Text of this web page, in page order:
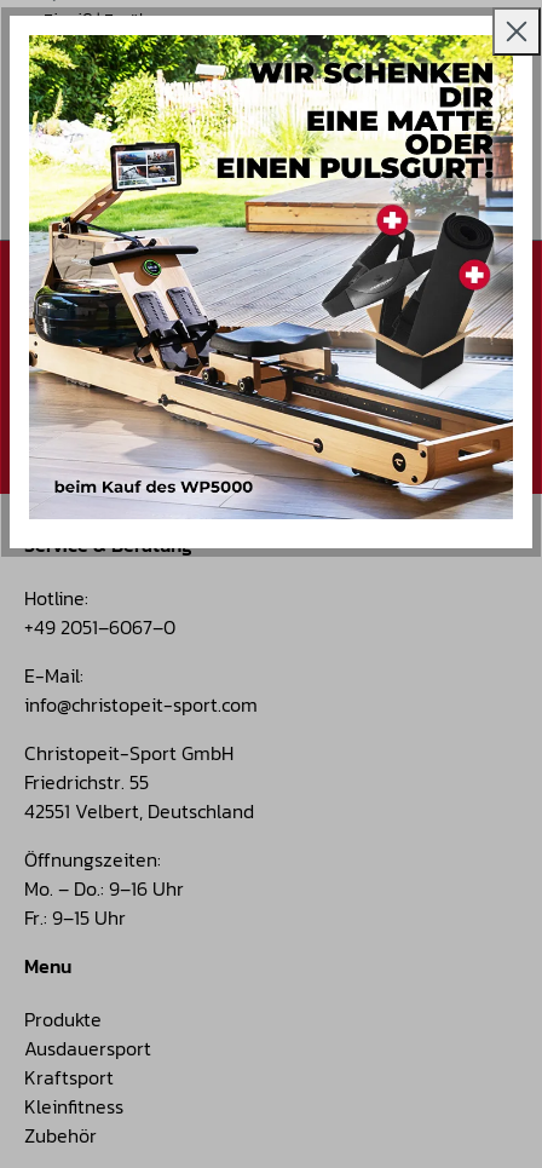
Eiweiß|Ernährung
Superfood-Quinoa
Mehr...
NEWSLETTER
Melde dich bei unserem Newsletter an und erhalte
regelmäßig tolle Angebote und spannende
Informationen zum Thema Sport! **
E-Mail-Adresse
GO
Service & Beratung
Hotline:
+49 2051–6067–0
E-Mail:
info@christopeit-sport.com
Christopeit-Sport GmbH
Friedrichstr. 55
42551 Velbert, Deutschland
Öffnungszeiten:
Mo. – Do.: 9–16 Uhr
Fr.: 9–15 Uhr
Menu
Produkte
Ausdauersport
Kraftsport
Kleinfitness
Zubehör